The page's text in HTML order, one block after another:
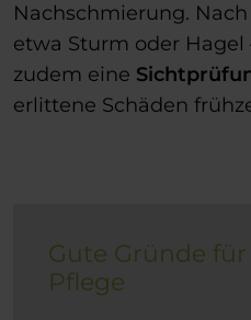
Nachschmierung.
etwa Sturm oder
zudem eine
erlittene Schäden
Gute Gründe
Pflege